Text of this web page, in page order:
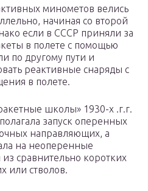
минометов велись
начиная со второй
если в СССР приняли за
в полете с помощью
по другому пути и
реактивные снаряды с
в полете.
школы» 1930-х .г.г.
запуск оперенных
направляющих, а
на неоперенные
сравнительно коротких
или стволов.